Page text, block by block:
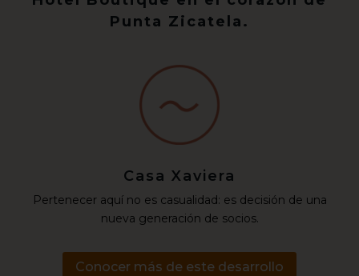
Punta Zicatela.
Casa Xaviera
Pertenecer aquí no es casualidad: es decisión de una
nueva generación de socios.
Conocer más de este desarrollo